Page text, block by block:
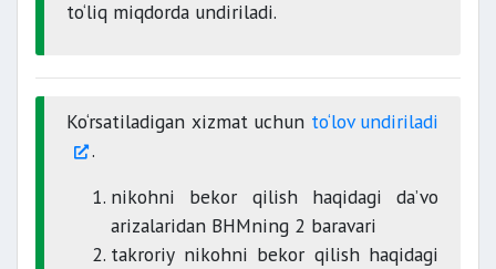
to‘liq miqdorda undiriladi.
Ko‘rsatiladigan xizmat uchun to‘lov undiriladi
.
nikohni bekor qilish haqidagi da’vo
arizalaridan BHMning 2 baravari
takroriy nikohni bekor qilish haqidagi